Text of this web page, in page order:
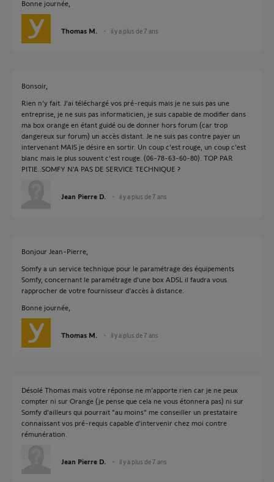
Bonne journée,
Thomas M. il y a plus de 7 ans
Bonsoir,
Rien n'y fait. J'ai téléchargé vos pré-requis mais je ne suis pas une
entreprise, je ne suis pas informaticien, je suis capable de modifier dans
ma box orange en étant guidé ou de donner hors forum (car trop
dangereux sur forum) un accès distant. Je ne suis pas contre payer un
intervenant MAIS je désire en sortir. Un coup c'est rouge, un coup c'est
blanc mais le plus souvent c'est rouge. (06-78-63-60-80). TOP PAR
PITIE..SOMFY N'A PAS DE SERVICE TECHNIQUE ?
Jean Pierre D. il y a plus de 7 ans
Bonjour Jean-Pierre,
Somfy a un service technique pour le paramétrage des équipements
Somfy, concernant le paramétrage d'une box ADSL il faudra vous
rapprocher de votre fournisseur d'accès à distance.
Bonne journée,
Thomas M. il y a plus de 7 ans
Désolé Thomas mais votre réponse ne m'apporte rien car je ne peux
compter ni sur Orange (je pense que cela ne vous étonnera pas) ni sur
Somfy d'ailleurs qui pourrait "au moins" me conseiller un prestataire
connaissant vos pré-requis capable d'intervenir chez moi contre
rémunération.
Jean Pierre D. il y a plus de 7 ans